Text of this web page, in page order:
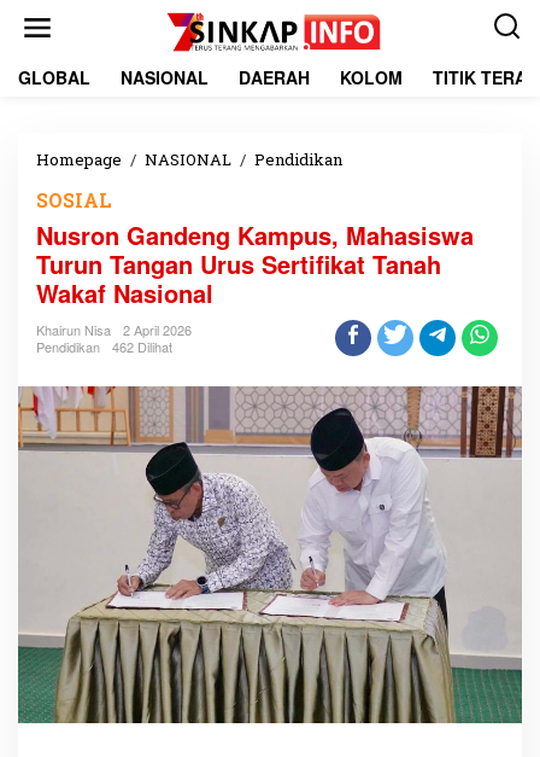
GLOBAL NASIONAL DAERAH KOLOM TITIK
Homepage / NASIONAL / Pendidikan
r
o
n
n
d
n
g
a
m
u
s
,
M
a
h
a
s
s
SOSIAL
Nusron Gandeng Kampus, Mahasiswa
Turun Tangan Urus Sertifikat Tanah
Wakaf Nasional
Khairun Nisa
2 April 2026
Pendidikan
462 Dilihat